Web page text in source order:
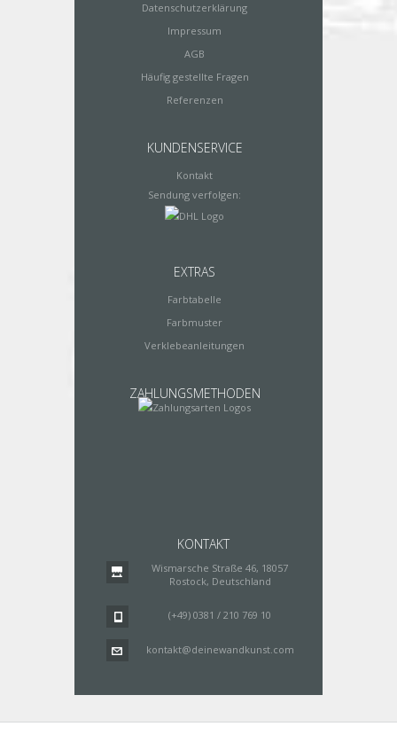
Datenschutzerklärung
Impressum
AGB
Häufig gestellte Fragen
Referenzen
KUNDENSERVICE
Kontakt
Sendung verfolgen:
EXTRAS
Farbtabelle
Farbmuster
Verklebeanleitungen
ZAHLUNGSMETHODEN
KONTAKT
Wismarsche Straße 46, 18057
Rostock, Deutschland
(+49) 0381 / 210 769 10
kontakt@deinewandkunst.com